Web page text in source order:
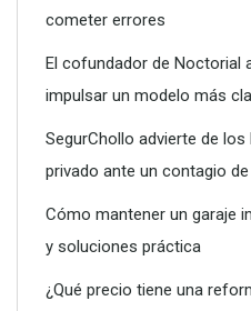
cometer errores
El cofundador de Noctorial
impulsar un modelo más
SegurChollo advierte de
privado ante un contagio
Cómo mantener un garaje
y soluciones práctica
¿Qué precio tiene una